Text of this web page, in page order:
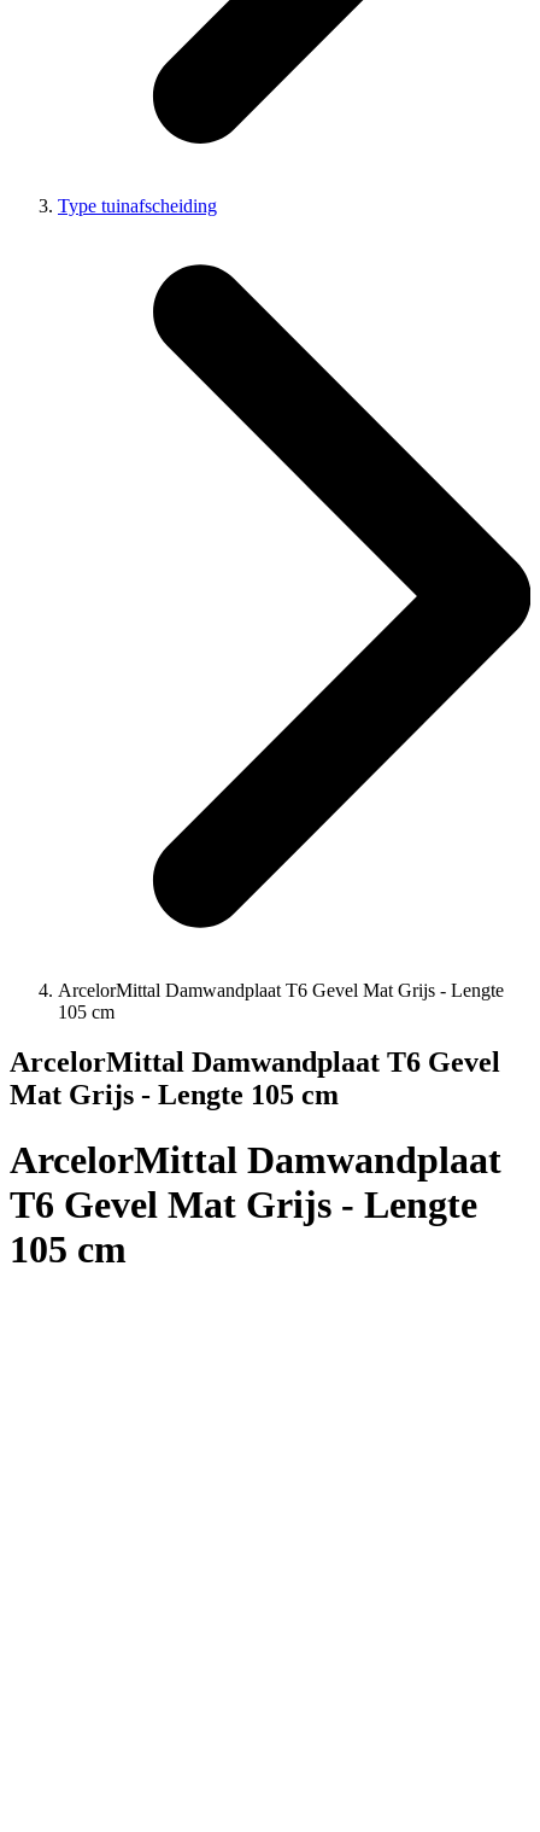
Type tuinafscheiding
ArcelorMittal Damwandplaat T6 Gevel Mat Grijs - Lengte
105 cm
ArcelorMittal Damwandplaat T6 Gevel
Mat Grijs - Lengte 105 cm
ArcelorMittal Damwandplaat
T6 Gevel Mat Grijs - Lengte
105 cm